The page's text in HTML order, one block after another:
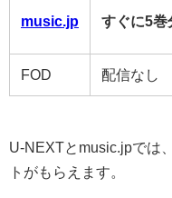
music.jp すぐに5巻
FOD 配信なし
U-NEXTとmusic.jpでは
トがもらえます。